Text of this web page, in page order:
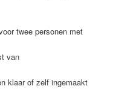
twee personen met
van
klaar of zelf ingemaakt